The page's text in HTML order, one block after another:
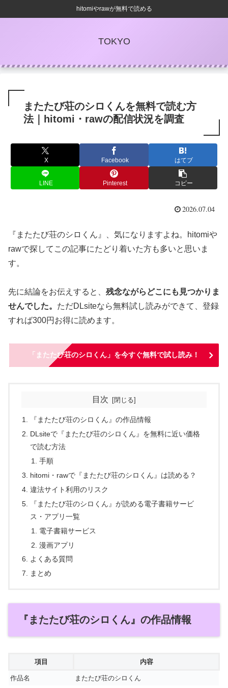
hitomiやrawが無料で読める
TOKYO
またたび荘のシロくんを無料で読む方
法｜hitomi・rawの配信状況を調査
X Facebook はてブ
LINE Pinterest コピー
2026.07.04
『またたび荘のシロくん』、気になりますよね。hitomiや
rawで探してこの記事にたどり着いた方も多いと思いま
す。
先に結論をお伝えすると、 残念ながらどこにも見つかりま
せんでした。 ただDLsiteなら無料試し読みができて、登録
すれば300円お得に読めます。
「またたび荘のシロくん」を今すぐ無料で試し読み！
目次
『またたび荘のシロくん』の作品情報
DLsiteで『またたび荘のシロくん』を無料に近い価格
で読む方法
手順
hitomi・rawで『またたび荘のシロくん』は読める？
違法サイト利用のリスク
『またたび荘のシロくん』が読める電子書籍サービ
ス・アプリ一覧
電子書籍サービス
漫画アプリ
よくある質問
まとめ
『またたび荘のシロくん』の作品情報
項目 内容
作品名
またたび荘のシロくん